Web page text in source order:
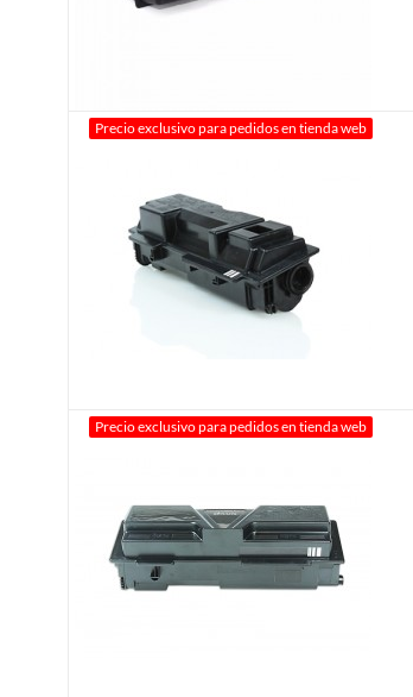
Precio exclusivo para pedidos en tienda web
Precio exclusivo para pedidos en tienda web